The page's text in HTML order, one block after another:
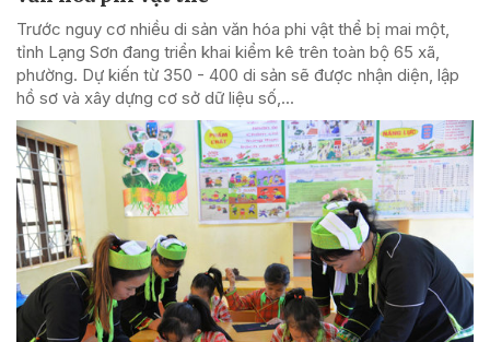
Trước nguy cơ nhiều di sản văn hóa phi vật thể bị mai một,
tỉnh Lạng Sơn đang triển khai kiểm kê trên toàn bộ 65 xã,
phường. Dự kiến từ 350 - 400 di sản sẽ được nhận diện, lập
hồ sơ và xây dựng cơ sở dữ liệu số,...